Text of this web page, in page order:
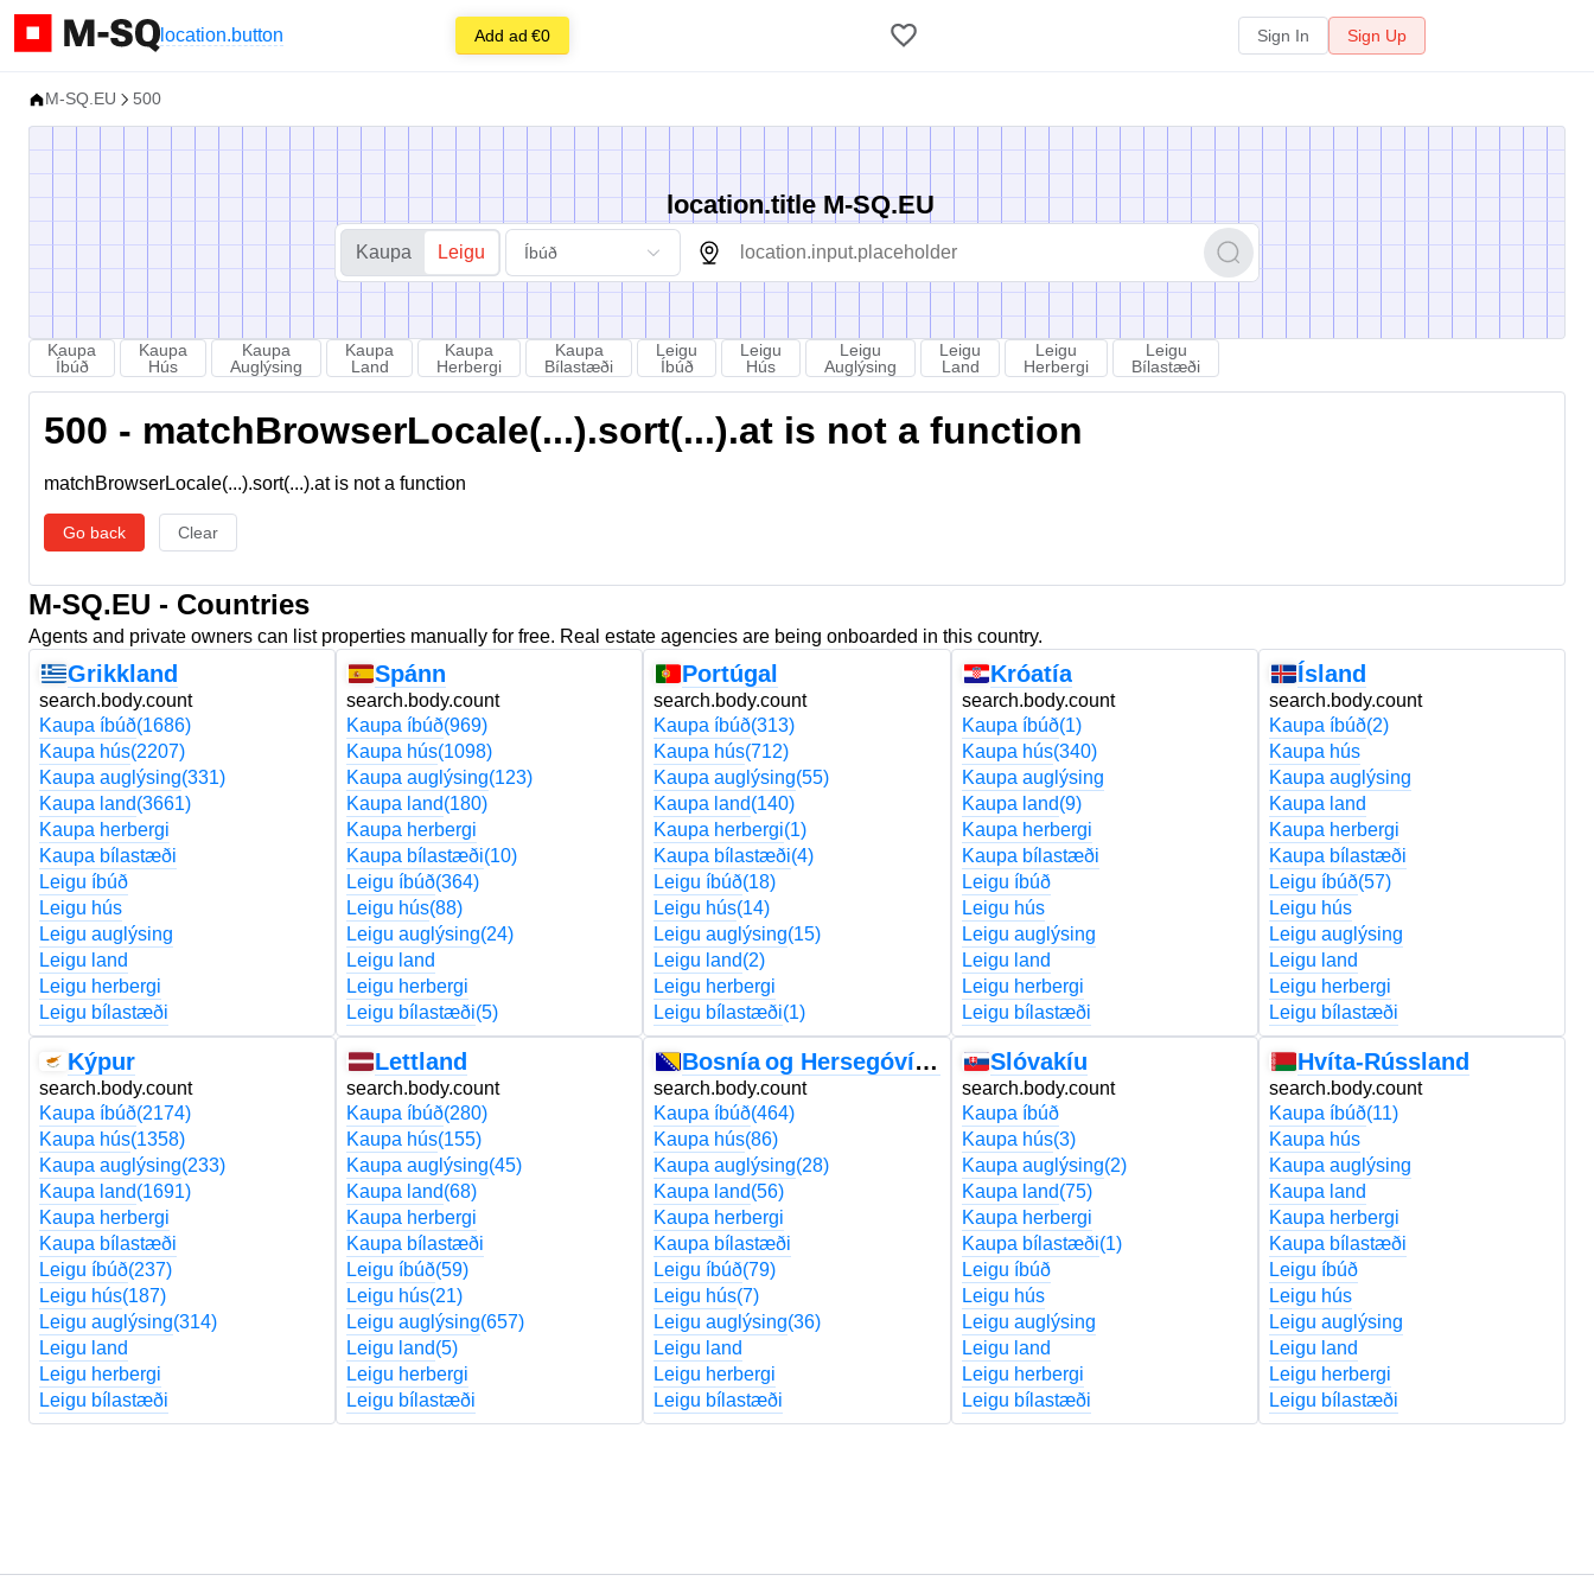
location.button Add ad €0 Sign In Sign Up
M-SQ.EU 500
location.title M-SQ.EU
Kaupa Leigu Íbúð
Kaupa
Íbúð
Kaupa
Hús
Kaupa
Auglýsing
Kaupa
Land
Kaupa
Herbergi
Kaupa
Bílastæði
Leigu
Íbúð
Leigu
Hús
Leigu
Auglýsing
Leigu
Land
Leigu
Herbergi
Leigu
Bílastæði
500 - matchBrowserLocale(...).sort(...).at is not a function
matchBrowserLocale(...).sort(...).at is not a function
Go back Clear
M-SQ.EU - Countries
Agents and private owners can list properties manually for free. Real estate agencies are being onboarded in this country.
Grikkland
search.body.count
Kaupa íbúð(1686)
Kaupa hús(2207)
Kaupa auglýsing(331)
Kaupa land(3661)
Kaupa herbergi
Kaupa bílastæði
Leigu íbúð
Leigu hús
Leigu auglýsing
Leigu land
Leigu herbergi
Leigu bílastæði
Kýpur
search.body.count
Kaupa íbúð(2174)
Kaupa hús(1358)
Kaupa auglýsing(233)
Kaupa land(1691)
Kaupa herbergi
Kaupa bílastæði
Leigu íbúð(237)
Leigu hús(187)
Leigu auglýsing(314)
Leigu land
Leigu herbergi
Leigu bílastæði
Spánn
search.body.count
Kaupa íbúð(969)
Kaupa hús(1098)
Kaupa auglýsing(123)
Kaupa land(180)
Kaupa herbergi
Kaupa bílastæði(10)
Leigu íbúð(364)
Leigu hús(88)
Leigu auglýsing(24)
Leigu land
Leigu herbergi
Leigu bílastæði(5)
Lettland
search.body.count
Kaupa íbúð(280)
Kaupa hús(155)
Kaupa auglýsing(45)
Kaupa land(68)
Kaupa herbergi
Kaupa bílastæði
Leigu íbúð(59)
Leigu hús(21)
Leigu auglýsing(657)
Leigu land(5)
Leigu herbergi
Leigu bílastæði
Portúgal
search.body.count
Kaupa íbúð(313)
Kaupa hús(712)
Kaupa auglýsing(55)
Kaupa land(140)
Kaupa herbergi(1)
Kaupa bílastæði(4)
Leigu íbúð(18)
Leigu hús(14)
Leigu auglýsing(15)
Leigu land(2)
Leigu herbergi
Leigu bílastæði(1)
Bosnía og Hersegóvína
search.body.count
Kaupa íbúð(464)
Kaupa hús(86)
Kaupa auglýsing(28)
Kaupa land(56)
Kaupa herbergi
Kaupa bílastæði
Leigu íbúð(79)
Leigu hús(7)
Leigu auglýsing(36)
Leigu land
Leigu herbergi
Leigu bílastæði
Króatía
search.body.count
Kaupa íbúð(1)
Kaupa hús(340)
Kaupa auglýsing
Kaupa land(9)
Kaupa herbergi
Kaupa bílastæði
Leigu íbúð
Leigu hús
Leigu auglýsing
Leigu land
Leigu herbergi
Leigu bílastæði
Slóvakíu
search.body.count
Kaupa íbúð
Kaupa hús(3)
Kaupa auglýsing(2)
Kaupa land(75)
Kaupa herbergi
Kaupa bílastæði(1)
Leigu íbúð
Leigu hús
Leigu auglýsing
Leigu land
Leigu herbergi
Leigu bílastæði
Ísland
search.body.count
Kaupa íbúð(2)
Kaupa hús
Kaupa auglýsing
Kaupa land
Kaupa herbergi
Kaupa bílastæði
Leigu íbúð(57)
Leigu hús
Leigu auglýsing
Leigu land
Leigu herbergi
Leigu bílastæði
Hvíta-Rússland
search.body.count
Kaupa íbúð(11)
Kaupa hús
Kaupa auglýsing
Kaupa land
Kaupa herbergi
Kaupa bílastæði
Leigu íbúð
Leigu hús
Leigu auglýsing
Leigu land
Leigu herbergi
Leigu bílastæði